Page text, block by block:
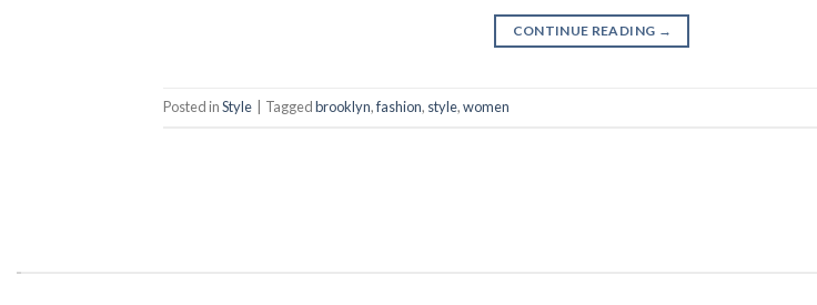
CONTINUE READING →
Posted inStyle Taggedbrooklyn,fashion, style,women